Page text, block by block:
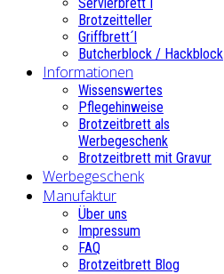
Brotzeitteller
Griffbrett´l
Butcherblock / Hackblock
Informationen
Wissenswertes
Pflegehinweise
Brotzeitbrett als
Werbegeschenk
Brotzeitbrett mit Gravur
Werbegeschenk
Manufaktur
Über uns
Impressum
FAQ
Brotzeitbrett Blog